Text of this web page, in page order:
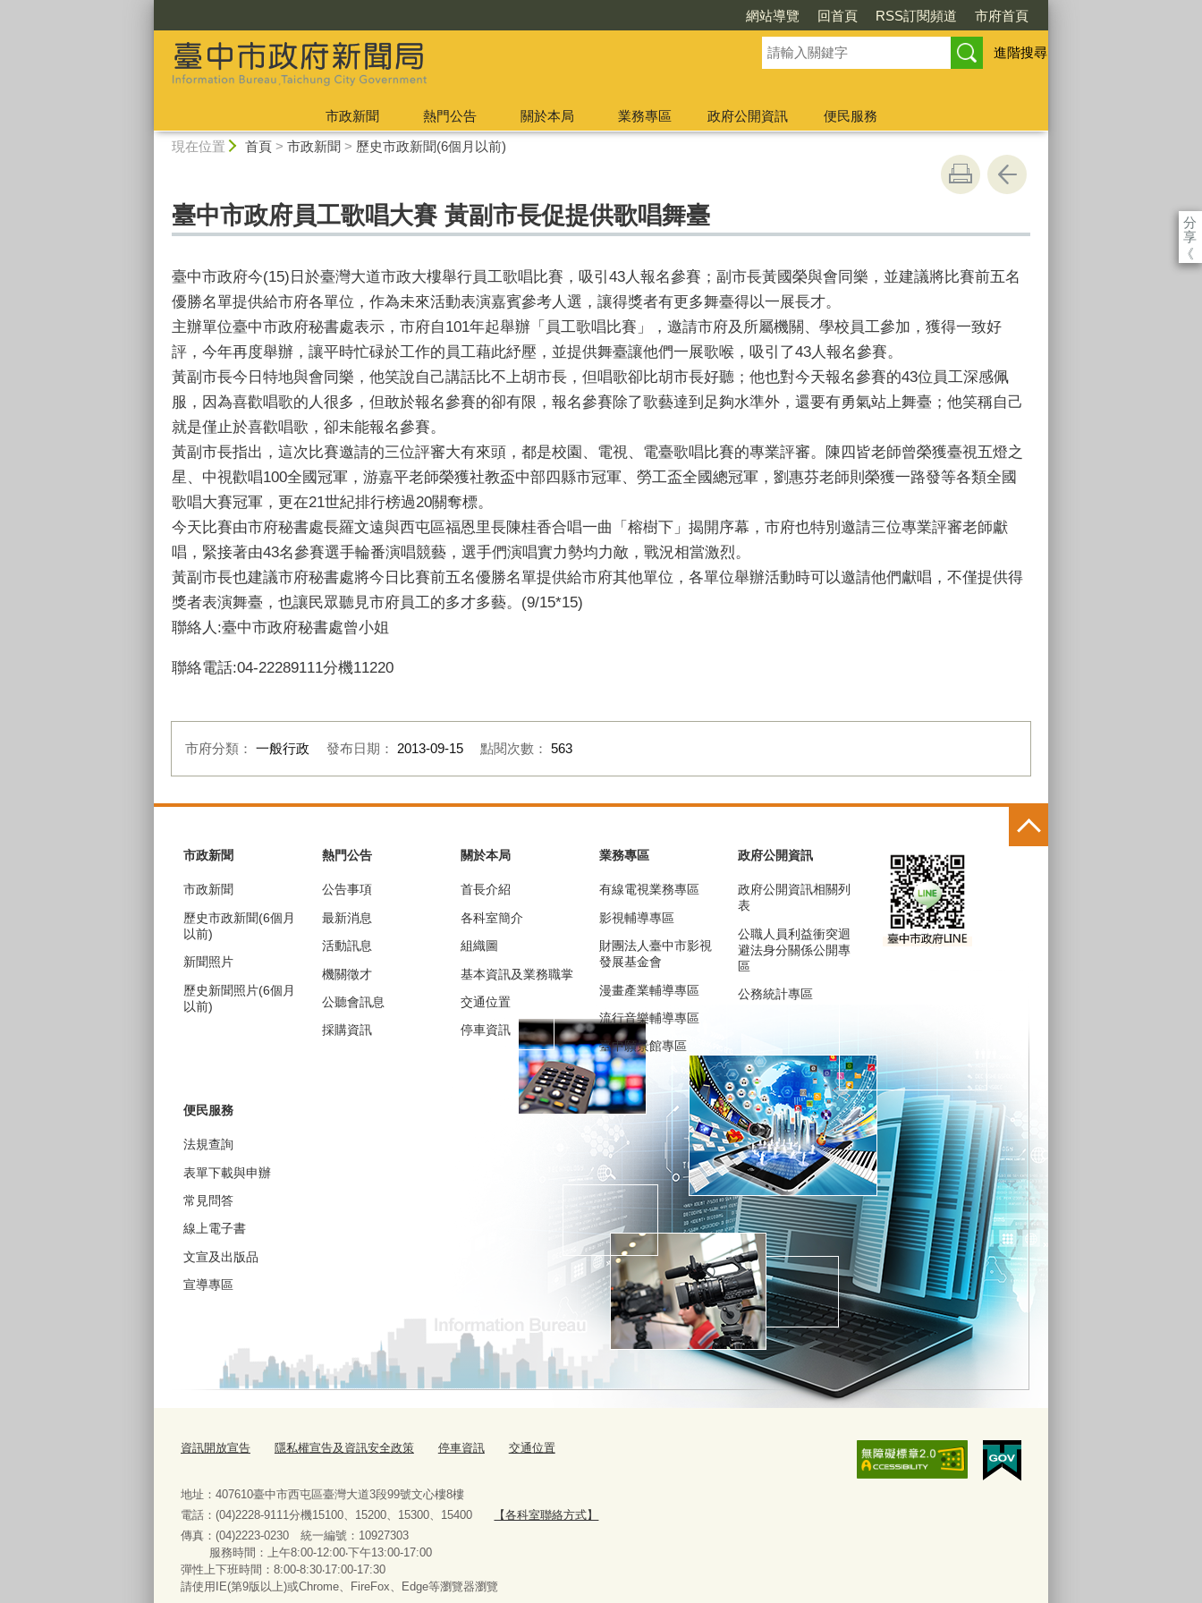
網站導覽 回首頁 RSS訂閱頻道 市府首頁
進階搜尋
市政新聞 熱門公告 關於本局 業務專區 政府公開資訊
便民服務
現在位置 首頁> 市政新聞 > 歷史市政新聞(6個月以前)
分
享
《
臺中市政府員工歌唱大賽 黃副市長促提供歌唱舞臺
臺中市政府今(15)日於臺灣大道市政大樓舉行員工歌唱比賽，吸引43人報名參賽；副市長黃國榮與會同樂，並建議將比賽前五名
優勝名單提供給市府各單位，作為未來活動表演嘉賓參考人選，讓得獎者有更多舞臺得以一展長才。
主辦單位臺中市政府秘書處表示，市府自101年起舉辦「員工歌唱比賽」，邀請市府及所屬機關、學校員工參加，獲得一致好
評，今年再度舉辦，讓平時忙碌於工作的員工藉此紓壓，並提供舞臺讓他們一展歌喉，吸引了43人報名參賽。
黃副市長今日特地與會同樂，他笑說自己講話比不上胡市長，但唱歌卻比胡市長好聽；他也對今天報名參賽的43位員工深感佩
服，因為喜歡唱歌的人很多，但敢於報名參賽的卻有限，報名參賽除了歌藝達到足夠水準外，還要有勇氣站上舞臺；他笑稱自己
就是僅止於喜歡唱歌，卻未能報名參賽。
黃副市長指出，這次比賽邀請的三位評審大有來頭，都是校園、電視、電臺歌唱比賽的專業評審。陳四皆老師曾榮獲臺視五燈之
星、中視歡唱100全國冠軍，游嘉平老師榮獲社教盃中部四縣市冠軍、勞工盃全國總冠軍，劉惠芬老師則榮獲一路發等各類全國
歌唱大賽冠軍，更在21世紀排行榜過20關奪標。
今天比賽由市府秘書處長羅文遠與西屯區福恩里長陳桂香合唱一曲「榕樹下」揭開序幕，市府也特別邀請三位專業評審老師獻
唱，緊接著由43名參賽選手輪番演唱競藝，選手們演唱實力勢均力敵，戰況相當激烈。
黃副市長也建議市府秘書處將今日比賽前五名優勝名單提供給市府其他單位，各單位舉辦活動時可以邀請他們獻唱，不僅提供得
獎者表演舞臺，也讓民眾聽見市府員工的多才多藝。(9/15*15)
聯絡人:臺中市政府秘書處曾小姐
聯絡電話:04-22289111分機11220
市府分類： 一般行政 發布日期： 2013-09-15 點閱次數： 563
市政新聞
市政新聞
歷史市政新聞(6個月
以前)
新聞照片
歷史新聞照片(6個月
以前)
熱門公告
公告事項
最新消息
活動訊息
機關徵才
公聽會訊息
採購資訊
關於本局
首長介紹
各科室簡介
組織圖
基本資訊及業務職掌
交通位置
停車資訊
業務專區
有線電視業務專區
影視輔導專區
財團法人臺中市影視
發展基金會
漫畫產業輔導專區
流行音樂輔導專區
臺中願景館專區
政府公開資訊
政府公開資訊相關列
表
公職人員利益衝突迴
避法身分關係公開專
區
公務統計專區
便民服務
法規查詢
表單下載與申辦
常見問答
線上電子書
文宣及出版品
宣導專區
資訊開放宣告 隱私權宣告及資訊安全政策 停車資訊 交通位置
地址：407610臺中市西屯區臺灣大道3段99號文心樓8樓
電話：(04)2228-9111分機15100、15200、15300、15400
【各科室聯絡方式】
傳真：(04)2223-0230 統一編號 ： 10927303
服務時間：上午8:00-12:00‧下午13:00-17:00
彈性上下班時間：8:00-8:30‧17:00-17:30
請使用IE(第9版以上)或Chrome、FireFox、Edge等瀏覽器瀏覽